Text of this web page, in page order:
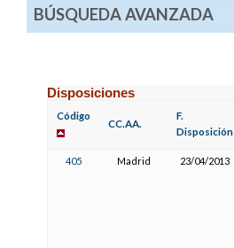
BÚSQUEDA AVANZADA
Disposiciones
Código
CC.AA.
F.
Disposición
405 Madrid 23/04/2013